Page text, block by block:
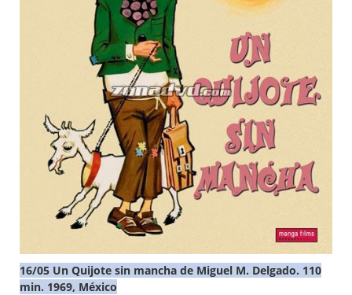
16/05 Un Quijote sin mancha de Miguel M. Delgado. 110
min. 1969, México